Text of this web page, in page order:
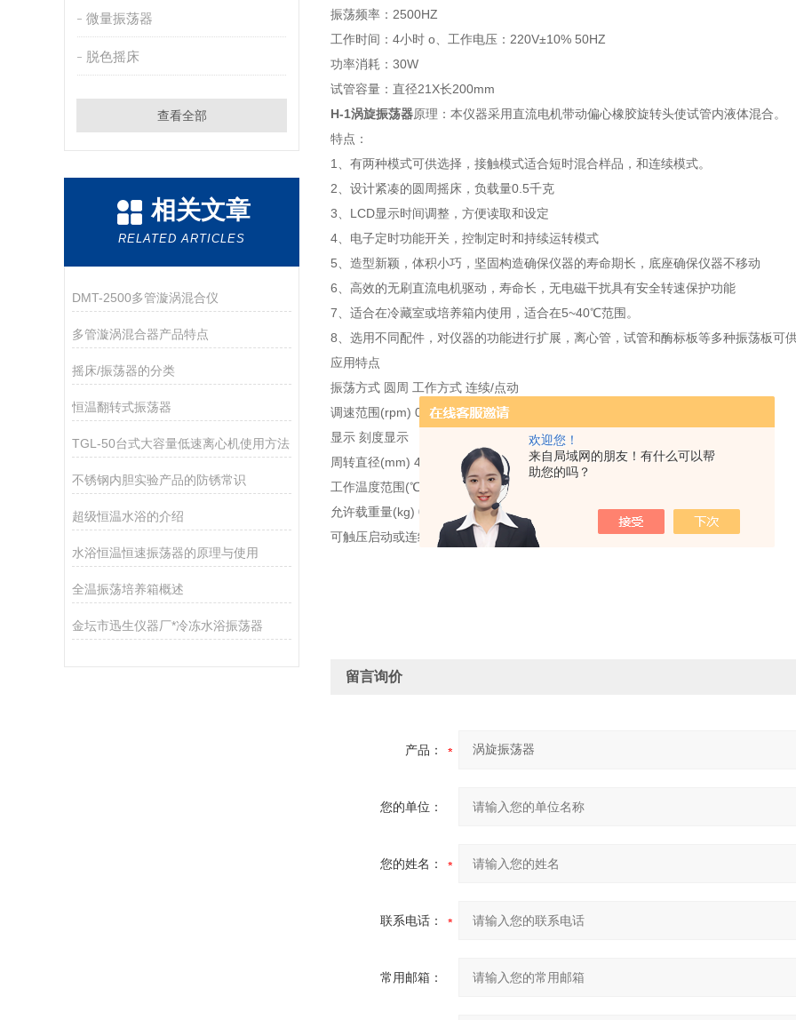
欢迎您！
来自局域网的朋友！有什么可以帮
助您的吗？
微量振荡器
脱色摇床
查看全部
相关文章
RELATED ARTICLES
DMT-2500多管漩涡混合仪
多管漩涡混合器产品特点
摇床/振荡器的分类
恒温翻转式振荡器
TGL-50台式大容量低速离心机使用方法
不锈钢内胆实验产品的防锈常识
超级恒温水浴的介绍
水浴恒温恒速振荡器的原理与使用
全温振荡培养箱概述
金坛市迅生仪器厂*冷冻水浴振荡器
振荡频率：2500HZ
工作时间：4小时 o、工作电压：220V±10% 50HZ
功率消耗：30W
试管容量：直径21X长200mm
H-1涡旋振荡器原理：本仪器采用直流电机带动偏心橡胶旋转头使试管内液体混合。
特点：
1、有两种模式可供选择，接触模式适合短时混合样品，和连续模式。
2、设计紧凑的圆周摇床，负载量0.5千克
3、LCD显示时间调整，方便读取和设定
4、电子定时功能开关，控制定时和持续运转模式
5、造型新颖，体积小巧，坚固构造确保仪器的寿命期长，底座确保仪器不移动
6、高效的无刷直流电机驱动，寿命长，无电磁干扰具有安全转速保护功能
7、适合在冷藏室或培养箱内使用，适合在5~40℃范围。
8、选用不同配件，对仪器的功能进行扩展，离心管，试管和酶标板等多种振荡板可
应用特点
振荡方式 圆周 工作方式 连续/点动
调速范围(rpm) 0~3000 速度调节 旋钮调节
显示 刻度显示
周转直径(mm) 4.5 振荡速度(rpm) 0~3000 马达输出功率(W) 8
工作温度范围(℃) 10~40
允许载重量(kg) 0.5 内高10厘米 特点
可触压启动或连续启动 。
留言询价
产品：
您的单位：
您的姓名：
联系电话：
常用邮箱：